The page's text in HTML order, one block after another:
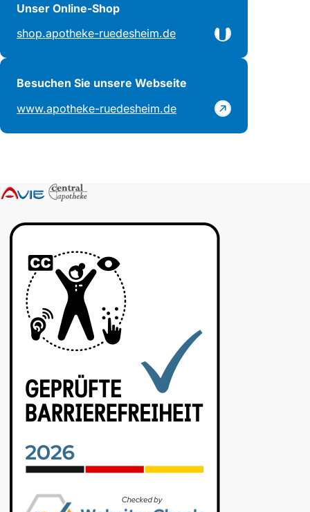
Unser Online-Shop
shop.apotheke-ruedesheim.de
Besuchen Sie unsere Webseite
www.apotheke-ruedesheim.de